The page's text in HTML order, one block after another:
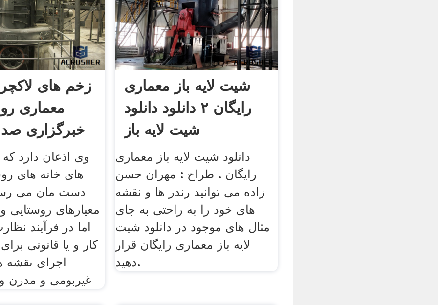
زخم های
معماری
خبرگزاری
وی اذعان دارد
های خانه های
دست مان می رسد
معیارهای
اما در فرآیند
کار و یا قانونی
اجرای نقشه
غیربومی و مدرن
شیت لایه باز معماری
رایگان ۲ دانلود دانلود
شیت لایه باز
دانلود شیت لایه باز معماری
رایگان . طراح : مهران حسن
زاده می توانید رندر ها و نقشه
های خود را به راحتی به جای
مثال های موجود در دانلود شیت
لایه باز معماری رایگان قرار
دهید.